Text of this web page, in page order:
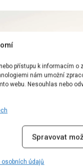
přístupu k informacím o
nám umožní
webu. Nesouhlas nebo
Spravovat
osobních údajů